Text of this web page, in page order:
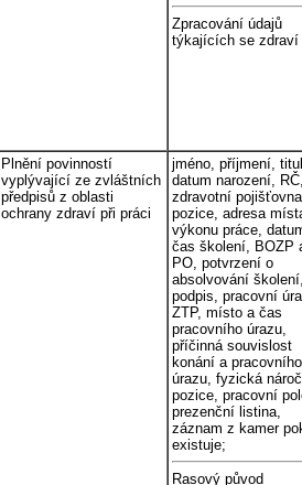
Zpracování údajů
týkajících se zdraví
Plnění povinností
vyplývající ze zvláštních
předpisů z oblasti
ochrany zdraví při práci
jméno, příjmení,
datum narození, RČ,
zdravotní
pozice, adresa
výkonu práce,
čas školení, BOZP
PO, potvrzení o
absolvování školení,
podpis, pracovní
ZTP, místo a čas
pracovního úrazu,
příčinná souvislost
konání a pracovního
úrazu, fyzická
pozice, pracovní
prezenční listina,
záznam z kamer
existuje;
Rasový původ